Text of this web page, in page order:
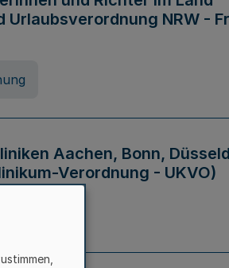
NRW -
Aachen, Bonn,
Verordnung - UKVO)